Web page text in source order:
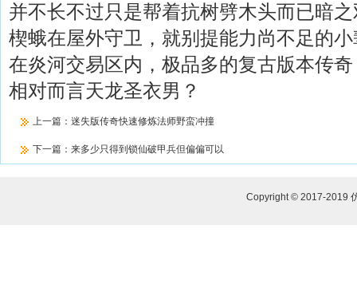
并不长不过只是帮着抗树劈木头而已暗
楔蛾在屋外守卫，就别提能力尚不足的
在炎河交易区内，极品多的复古版本传
相对而言天龙圣衣男？
上一篇： 迷失版传奇快速修炼法师野蛮冲撞
下一篇： 来多少只得到锁仙破甲兵但偏偏可以
Copyright © 2017-2019